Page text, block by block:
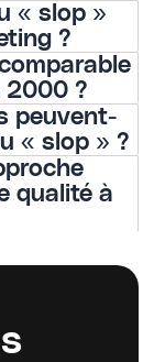
« slop »
?
2000 ?
peuvent-
« slop » ?
qualité à